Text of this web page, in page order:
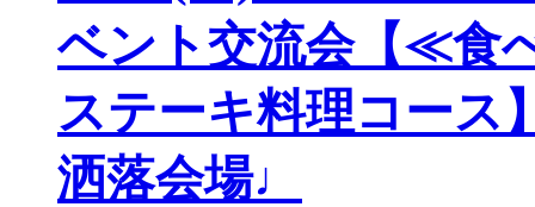
ベント交流会【≪食
ステーキ料理コース
洒落会場♩